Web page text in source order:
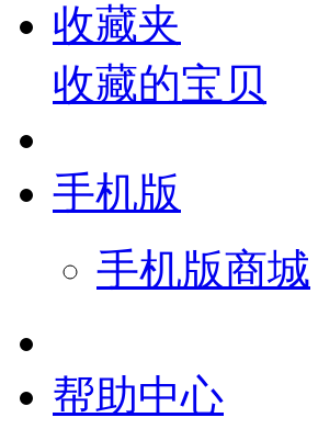
收藏夹
收藏的宝贝
手机版
手机版商城
帮助中心